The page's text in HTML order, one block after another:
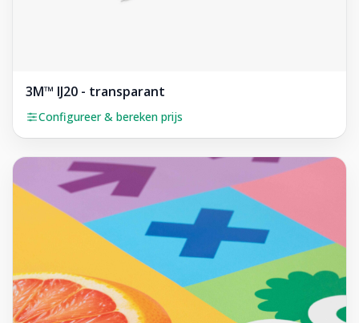
3M™ IJ20 - transparant
Configureer & bereken prijs